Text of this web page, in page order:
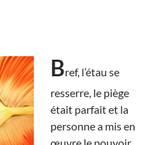
Bref, l’étau se
resserre, le piège
était parfait et la
personne a mis en
œuvre le pouvoir